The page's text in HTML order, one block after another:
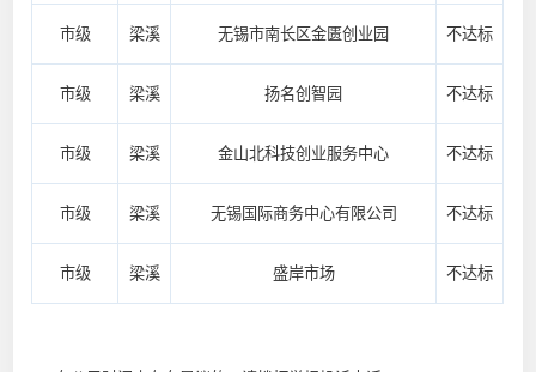
市级 梁溪 无锡市南长区金匮创业园 不达标
市级 梁溪 扬名创智园 不达标
市级 梁溪 金山北科技创业服务中心 不达标
市级 梁溪 无锡国际商务中心有限公司 不达标
市级 梁溪 盛岸市场 不达标